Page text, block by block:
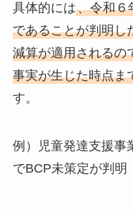
具体的には、令和６
であることが判明し
減算が適用されるの
事実が生じた時点ま
す。
例）児童発達支援事
でBCP未策定が判明